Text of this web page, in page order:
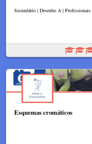
Secundário | Desenho A | Profissionais
Esquemas cromáticos